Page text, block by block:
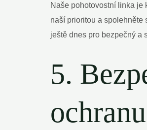
Naše pohotovostní linka je
naší prioritou a spolehněte
ještě dnes pro bezpečný a
5.